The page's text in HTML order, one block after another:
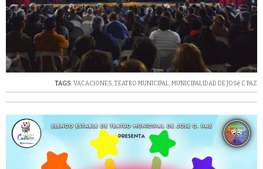
TAGS: VACACIONES,TEATRO MUNICIPAL,MUNICIPALIDAD DE JOSé C PAZ